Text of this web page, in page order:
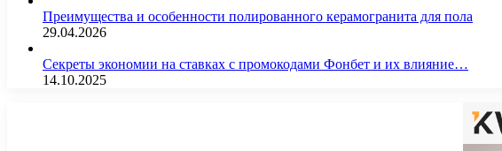
Преимущества и особенности полированного керамогранита для пола
29.04.2026
Секреты экономии на ставках с промокодами Фонбет и их влияние…
14.10.2025